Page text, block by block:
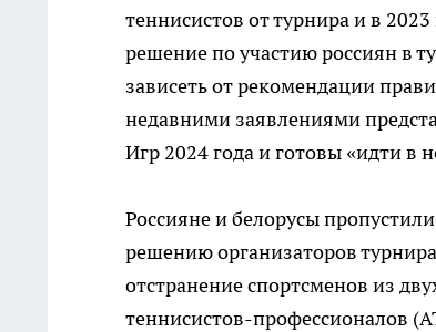
теннисистов от турнира и в
решение по участию россиян в
зависеть от рекомендации
недавними заявлениями
Игр 2024 года и готовы «идти в
Россияне и белорусы
решению организаторов
отстранение спортсменов из
теннисистов-профессионалов